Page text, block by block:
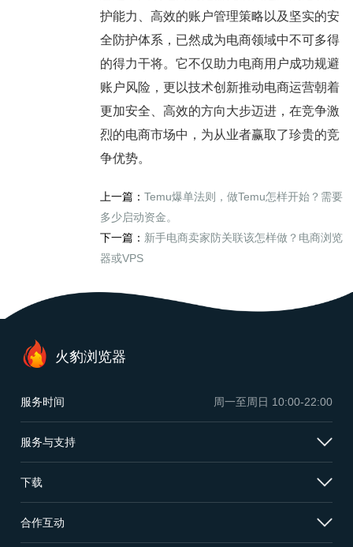
护能力、高效的账户管理策略以及坚实的安
全防护体系，已然成为电商领域中不可多得
的得力干将。它不仅助力电商用户成功规避
账户风险，更以技术创新推动电商运营朝着
更加安全、高效的方向大步迈进，在竞争激
烈的电商市场中，为从业者赢取了珍贵的竞
争优势。
上一篇： Temu爆单法则，做Temu怎样开始？需要
多少启动资金。
下一篇： 新手电商卖家防关联该怎样做？电商浏览
器或VPS
服务时间 周一至周日 10:00-22:00
火豹浏览器
服务与支持
下载
合作互动